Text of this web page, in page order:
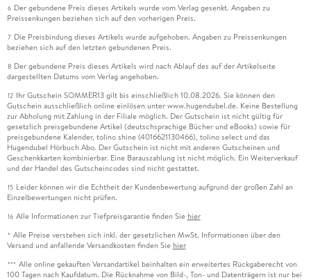
6 Der gebundene Preis dieses Artikels wurde vom Verlag gesenkt. Angaben zu
Preissenkungen beziehen sich auf den vorherigen Preis.
7 Die Preisbindung dieses Artikels wurde aufgehoben. Angaben zu Preissenkungen
beziehen sich auf den letzten gebundenen Preis.
8 Der gebundene Preis dieses Artikels wird nach Ablauf des auf der Artikelseite
dargestellten Datums vom Verlag angehoben.
12 Ihr Gutschein SOMMER13 gilt bis einschließlich 10.08.2026. Sie können den
Gutschein ausschließlich online einlösen unter www.hugendubel.de. Keine Bestellung
zur Abholung mit Zahlung in der Filiale möglich. Der Gutschein ist nicht gültig für
gesetzlich preisgebundene Artikel (deutschsprachige Bücher und eBooks) sowie für
preisgebundene Kalender, tolino shine (4016621130466), tolino select und das
Hugendubel Hörbuch Abo. Der Gutschein ist nicht mit anderen Gutscheinen und
Geschenkkarten kombinierbar. Eine Barauszahlung ist nicht möglich. Ein Weiterverkauf
und der Handel des Gutscheincodes sind nicht gestattet.
15 Leider können wir die Echtheit der Kundenbewertung aufgrund der großen Zahl an
Einzelbewertungen nicht prüfen.
16 Alle Informationen zur Tiefpreisgarantie finden Sie hier
* Alle Preise verstehen sich inkl. der gesetzlichen MwSt. Informationen über den
Versand und anfallende Versandkosten finden Sie hier
*** Alle online gekauften Versandartikel beinhalten ein erweitertes Rückgaberecht von
100 Tagen nach Kaufdatum. Die Rücknahme von Bild-, Ton- und Datenträgern ist nur bei